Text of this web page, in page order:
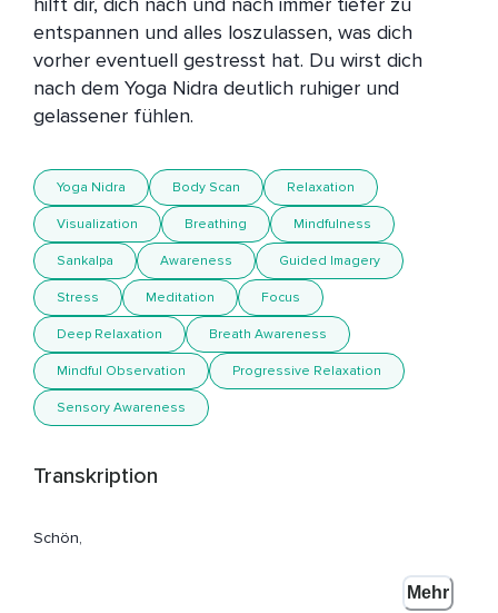
entspannen und alles loszulassen, was dich
vorher eventuell gestresst hat. Du wirst dich
nach dem Yoga Nidra deutlich ruhiger und
gelassener fühlen.
Yoga Nidra Body Scan Relaxation
Visualization Breathing Mindfulness
Sankalpa Awareness Guided Imagery
Stress Meditation Focus
Deep Relaxation Breath Awareness
Mindful Observation Progressive Relaxation
Sensory Awareness
Transkription
Schön,
Dass du hier bist zum Yoga Nidra zur Tiefenentspannung.
Mehr